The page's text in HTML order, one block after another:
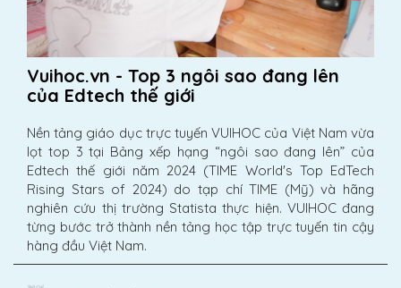
Vuihoc.vn - Top 3 ngôi sao đang lên
của Edtech thế giới
Nền tảng giáo dục trực tuyến VUIHOC của Việt Nam vừa
lọt top 3 tại Bảng xếp hạng “ngôi sao đang lên” của
Edtech thế giới năm 2024 (TIME World's Top EdTech
Rising Stars of 2024) do tạp chí TIME (Mỹ) và hãng
nghiên cứu thị trường Statista thực hiện. VUIHOC đang
từng bước trở thành nền tảng học tập trực tuyến tin cậy
hàng đầu Việt Nam.